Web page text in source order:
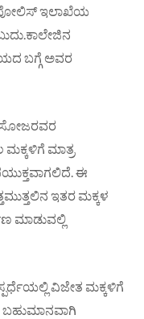
ಪೋಲಿಸ್ ಇಲಾಖೆಯ
ಬಗ್ಗೆ ಅವರ
ಮಾತ್ರ
ಈ
ಇತರ ಮಕ್ಕಳ
ಮಾಡುವಲ್ಲಿ
ವಿಜೇತ ಮಕ್ಕಳಿಗೆ
ಬಹುಮಾನವಾಗಿ